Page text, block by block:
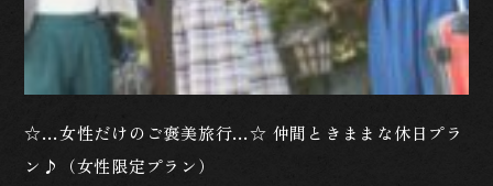
☆…女性だけのご褒美旅行…☆ 仲間ときままな休日プラ
ン♪（女性限定プラン）